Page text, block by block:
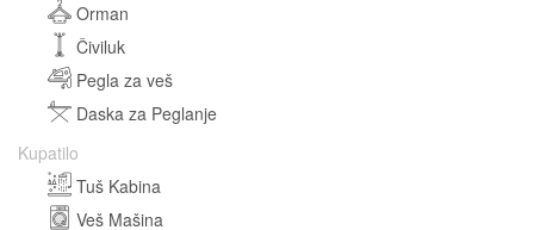
Orman
Čiviluk
Pegla za veš
Daska za Peglanje
Kupatilo
Tuš Kabina
Veš Mašina